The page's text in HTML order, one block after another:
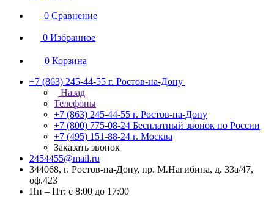
0 Сравнение
0 Избранное
0 Корзина
+7 (863) 245-44-55 г. Ростов-на-Дону
Назад
Телефоны
+7 (863) 245-44-55 г. Ростов-на-Дону
+7 (800) 775-08-24 Бесплатный звонок по России
+7 (495) 151-88-24 г. Москва
Заказать звонок
2454455@mail.ru
344068, г. Ростов-на-Дону, пр. М.Нагибина, д. 33а/47,
оф.423
Пн – Пт: с 8:00 до 17:00